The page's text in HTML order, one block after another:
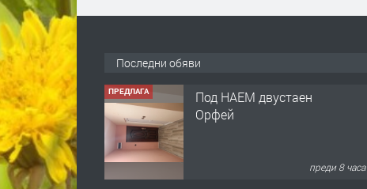
Последни обяви
ПРЕДЛАГА
Под НАЕМ двустаен
Орфей
преди 8 часа